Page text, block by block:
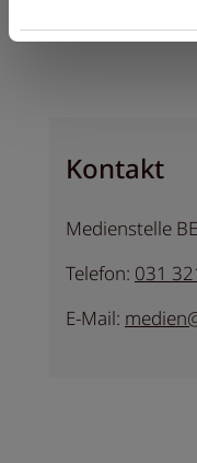
Kontakt
Medienstelle
Telefon: 031
E-Mail: